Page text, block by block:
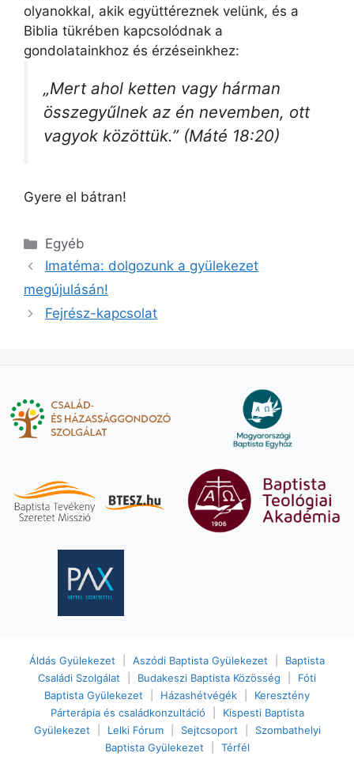
olyanokkal, akik együttéreznek velünk, és a
Biblia tükrében kapcsolódnak a
gondolatainkhoz és érzéseinkhez:
„Mert ahol ketten vagy hárman
összegyűlnek az én nevemben, ott
vagyok közöttük.” (Máté 18:20)
Gyere el bátran!
Kategória
Egyéb
Imatéma: dolgozunk a gyülekezet
megújulásán!
Fejrész-kapcsolat
Áldás Gyülekezet Aszódi Baptista Gyülekezet
Baptista
Családi Szolgálat
Budakeszi Baptista Közösség
Fóti
Baptista Gyülekezet
Házashétvégék
Keresztény
Párterápia és családkonzultáció
Kispesti Baptista
Gyülekezet
Lelki Fórum Sejtcsoport
Szombathelyi
Baptista Gyülekezet
Térfél